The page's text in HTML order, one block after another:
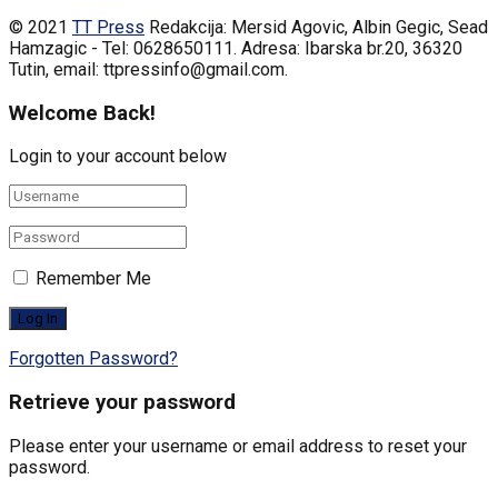
© 2021 TT Press Redakcija: Mersid Agovic, Albin Gegic, Sead
Hamzagic - Tel: 0628650111. Adresa: Ibarska br.20, 36320
Tutin, email: ttpressinfo@gmail.com.
Welcome Back!
Login to your account below
Remember Me
Forgotten Password?
Retrieve your password
Please enter your username or email address to reset your
password.